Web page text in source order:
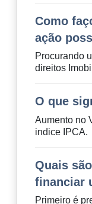
Como
ação
Procurando
direitos
O que
Aumento no
indice IPCA.
Quais
financiar
Primeiro é